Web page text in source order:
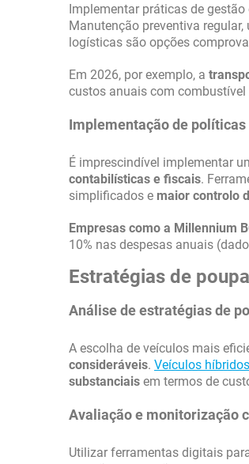
Implementar práticas de
Manutenção preventiva
logísticas são opções
Em 2026, por exemplo, a
custos anuais com
Implementação de
É imprescindível implementar
contabilísticas e fiscais.
simplificados e maior controlo
Empresas como a Millennium
10% nas despesas anuais
Estratégias de
Análise de estratégias de
A escolha de veículos mais
consideráveis. Veículos
substanciais em termos de
Avaliação e monitorização
Utilizar ferramentas digitais